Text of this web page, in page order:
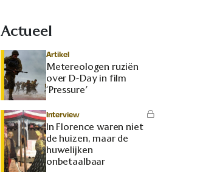
Actueel
Artikel
Metereologen ruziën
over D-Day in film
‘Pressure’
Interview
In Florence waren niet
de huizen, maar de
huwelijken
onbetaalbaar